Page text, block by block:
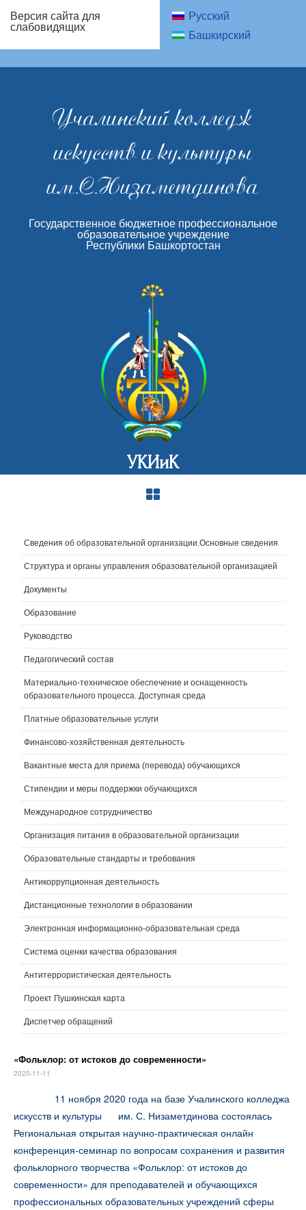
Версия сайта для
слабовидящих
Русский
Башкирский
Учалинский колледж
искусств и культуры
им.С.Низаметдинова
Государственное бюджетное профессиональное
образовательное учреждение
Республики Башкортостан
УКИиК
Сведения об образовательной организации.Основные сведения
Структура и органы управления образовательной организацией
Документы
Образование
Руководство
Педагогический состав
Материально-техническое обеспечение и оснащенность
образовательного процесса. Доступная среда
Платные образовательные услуги
Финансово-хозяйственная деятельность
Вакантные места для приема (перевода) обучающихся
Стипендии и меры поддержки обучающихся
Международное сотрудничество
Организация питания в образовательной организации
Образовательные стандарты и требования
Антикоррупционная деятельность
Дистанционные технологии в образовании
Электронная информационно-образовательная среда
Система оценки качества образования
Антитеррористическая деятельность
Проект Пушкинская карта
Диспетчер обращений
«Фольклор: от истоков до современности»
2020-11-11
11 ноября 2020 года на базе Учалинского колледжа
искусств и культуры им. С. Низаметдинова состоялась
Региональная открытая научно-практическая онлайн
конференция-семинар по вопросам сохранения и развития
фольклорного творчества «Фольклор: от истоков до
современности» для преподавателей и обучающихся
профессиональных образовательных учреждений сферы